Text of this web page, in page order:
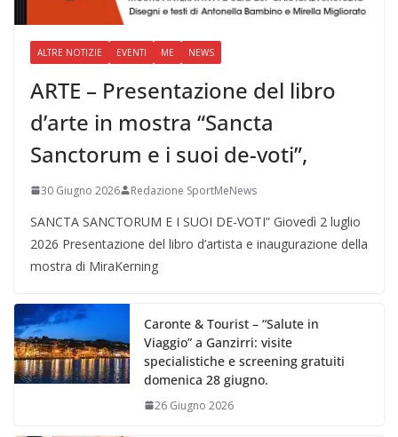
ALTRE NOTIZIE EVENTI ME NEWS
ARTE – Presentazione del libro
d’arte in mostra “Sancta
Sanctorum e i suoi de-voti”,
30 Giugno 2026 Redazione SportMeNews
SANCTA SANCTORUM E I SUOI DE-VOTI” Giovedì 2 luglio
2026 Presentazione del libro d’artista e inaugurazione della
mostra di MiraKerning
Caronte & Tourist – “Salute in
Viaggio” a Ganzirri: visite
specialistiche e screening gratuiti
domenica 28 giugno.
26 Giugno 2026